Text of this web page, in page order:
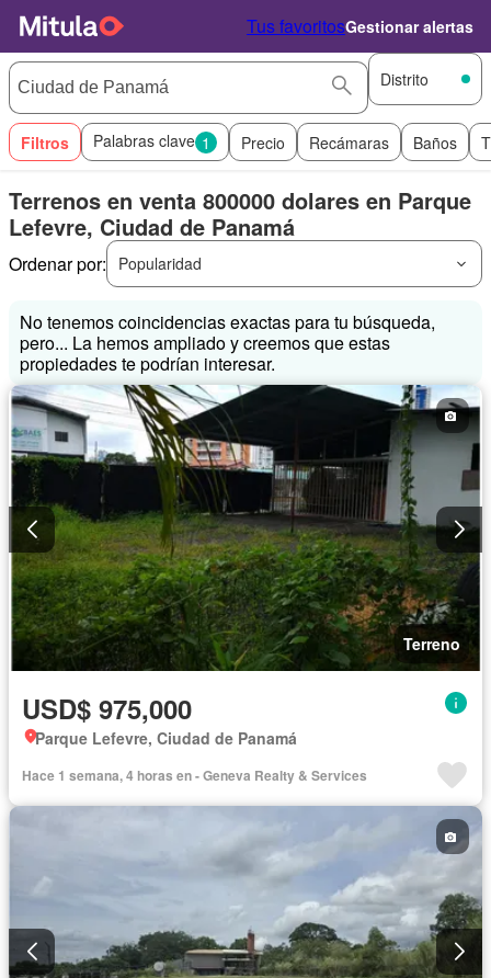
Tus favoritosGestionar alertas
Distrito
Filtros Palabras clave 1 Precio Recámaras Baños
Terrenos en venta 800000 dolares en Parque
Lefevre, Ciudad de Panamá
Ordenar por: Popularidad
No tenemos coincidencias exactas para tu búsqueda,
pero... La hemos ampliado y creemos que estas
propiedades te podrían interesar.
Terreno
USD$ 975,000
Parque Lefevre, Ciudad de Panamá
Hace 1 semana, 4 horas en - Geneva Realty & Services